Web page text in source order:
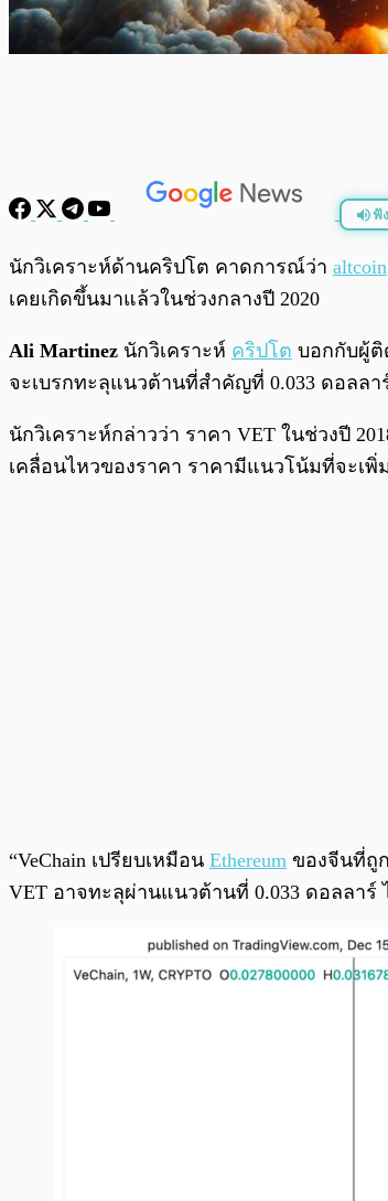
ฟั
พร้อมเล่น
นักวิเคราะห์ด้านคริปโต คาดการณ์ว่า altcoin
เคยเกิดขึ้นมาแล้วในช่วงกลางปี 2020
Ali Martinez นักวิเคราะห์ คริปโต บอกกับผู้ติ
จะเบรกทะลุแนวต้านที่สำคัญที่ 0.033 ดอลลา
นักวิเคราะห์กล่าวว่า ราคา VET ในช่วงปี
เคลื่อนไหวของราคา ราคามีแนวโน้มที่จะเพิ่
“VeChain เปรียบเหมือน Ethereum ของจีนที่ถู
VET อาจทะลุผ่านแนวต้านที่ 0.033 ดอลลา